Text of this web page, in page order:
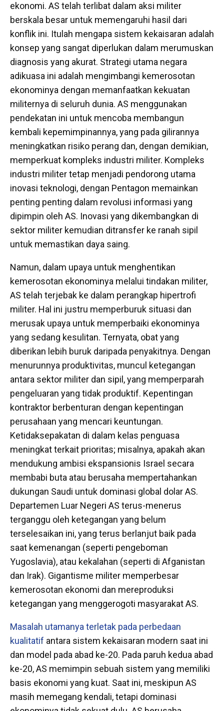
ekonomi. AS telah terlibat dalam aksi militer
berskala besar untuk memengaruhi hasil dari
konflik ini. Itulah mengapa sistem kekaisaran adalah
konsep yang sangat diperlukan dalam merumuskan
diagnosis yang akurat. Strategi utama negara
adikuasa ini adalah mengimbangi kemerosotan
ekonominya dengan memanfaatkan kekuatan
militernya di seluruh dunia. AS menggunakan
pendekatan ini untuk mencoba membangun
kembali kepemimpinannya, yang pada gilirannya
meningkatkan risiko perang dan, dengan demikian,
memperkuat kompleks industri militer. Kompleks
industri militer tetap menjadi pendorong utama
inovasi teknologi, dengan Pentagon memainkan
penting penting dalam revolusi informasi yang
dipimpin oleh AS. Inovasi yang dikembangkan di
sektor militer kemudian ditransfer ke ranah sipil
untuk memastikan daya saing.
Namun, dalam upaya untuk menghentikan
kemerosotan ekonominya melalui tindakan militer,
AS telah terjebak ke dalam perangkap hipertrofi
militer. Hal ini justru memperburuk situasi dan
merusak upaya untuk memperbaiki ekonominya
yang sedang kesulitan. Ternyata, obat yang
diberikan lebih buruk daripada penyakitnya. Dengan
menurunnya produktivitas, muncul ketegangan
antara sektor militer dan sipil, yang memperparah
pengeluaran yang tidak produktif. Kepentingan
kontraktor berbenturan dengan kepentingan
perusahaan yang mencari keuntungan.
Ketidaksepakatan di dalam kelas penguasa
meningkat terkait prioritas; misalnya, apakah akan
mendukung ambisi ekspansionis Israel secara
membabi buta atau berusaha mempertahankan
dukungan Saudi untuk dominasi global dolar AS.
Departemen Luar Negeri AS terus-menerus
terganggu oleh ketegangan yang belum
terselesaikan ini, yang terus berlanjut baik pada
saat kemenangan (seperti pengeboman
Yugoslavia), atau kekalahan (seperti di Afganistan
dan Irak). Gigantisme militer memperbesar
kemerosotan ekonomi dan mereproduksi
ketegangan yang menggerogoti masyarakat AS.
Masalah utamanya terletak pada perbedaan
kualitatif antara sistem kekaisaran modern saat ini
dan model pada abad ke-20. Pada paruh kedua abad
ke-20, AS memimpin sebuah sistem yang memiliki
basis ekonomi yang kuat. Saat ini, meskipun AS
masih memegang kendali, tetapi dominasi